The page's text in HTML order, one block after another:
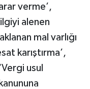
verme’,
alenen
mal varlığı
karıştırma’,
usul